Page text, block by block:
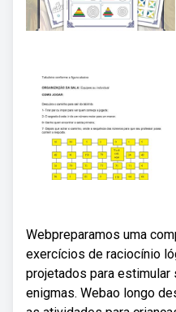
Webpreparamos uma
exercícios de raciocínio
projetados para estimular
enigmas. Webao longo